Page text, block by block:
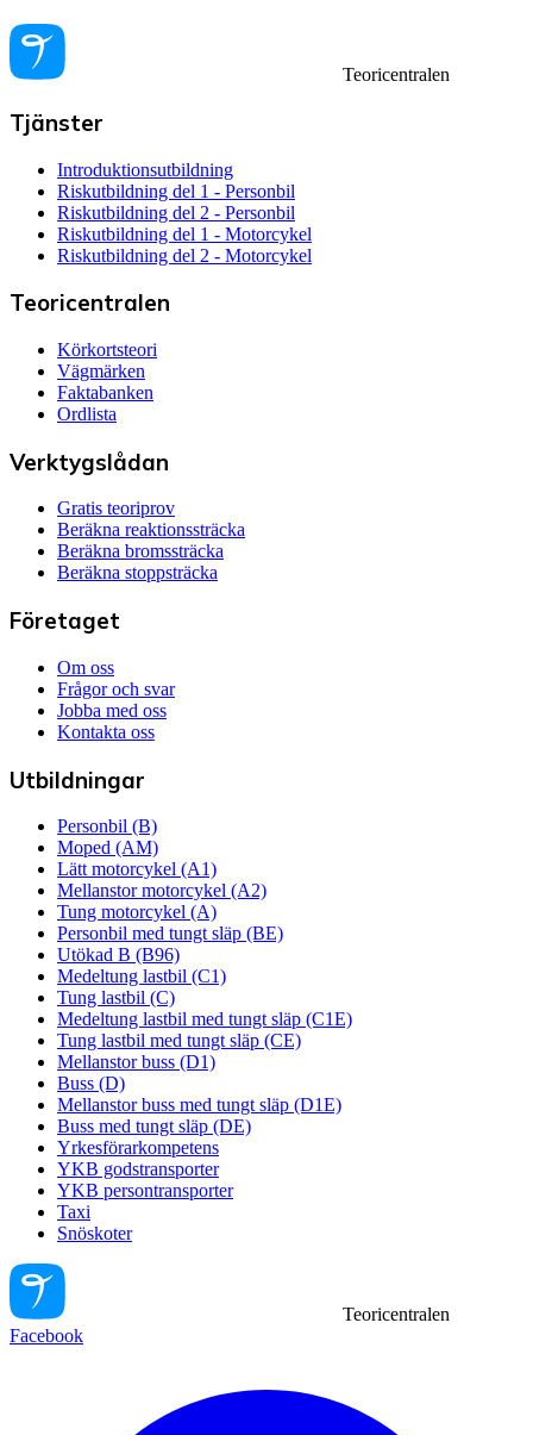
Teoricentralen
Tjänster
Introduktionsutbildning
Riskutbildning del 1 - Personbil
Riskutbildning del 2 - Personbil
Riskutbildning del 1 - Motorcykel
Riskutbildning del 2 - Motorcykel
Teoricentralen
Körkortsteori
Vägmärken
Faktabanken
Ordlista
Verktygslådan
Gratis teoriprov
Beräkna reaktionssträcka
Beräkna bromssträcka
Beräkna stoppsträcka
Företaget
Om oss
Frågor och svar
Jobba med oss
Kontakta oss
Utbildningar
Personbil (B)
Moped (AM)
Lätt motorcykel (A1)
Mellanstor motorcykel (A2)
Tung motorcykel (A)
Personbil med tungt släp (BE)
Utökad B (B96)
Medeltung lastbil (C1)
Tung lastbil (C)
Medeltung lastbil med tungt släp (C1E)
Tung lastbil med tungt släp (CE)
Mellanstor buss (D1)
Buss (D)
Mellanstor buss med tungt släp (D1E)
Buss med tungt släp (DE)
Yrkesförarkompetens
YKB godstransporter
YKB persontransporter
Taxi
Snöskoter
Teoricentralen
Facebook